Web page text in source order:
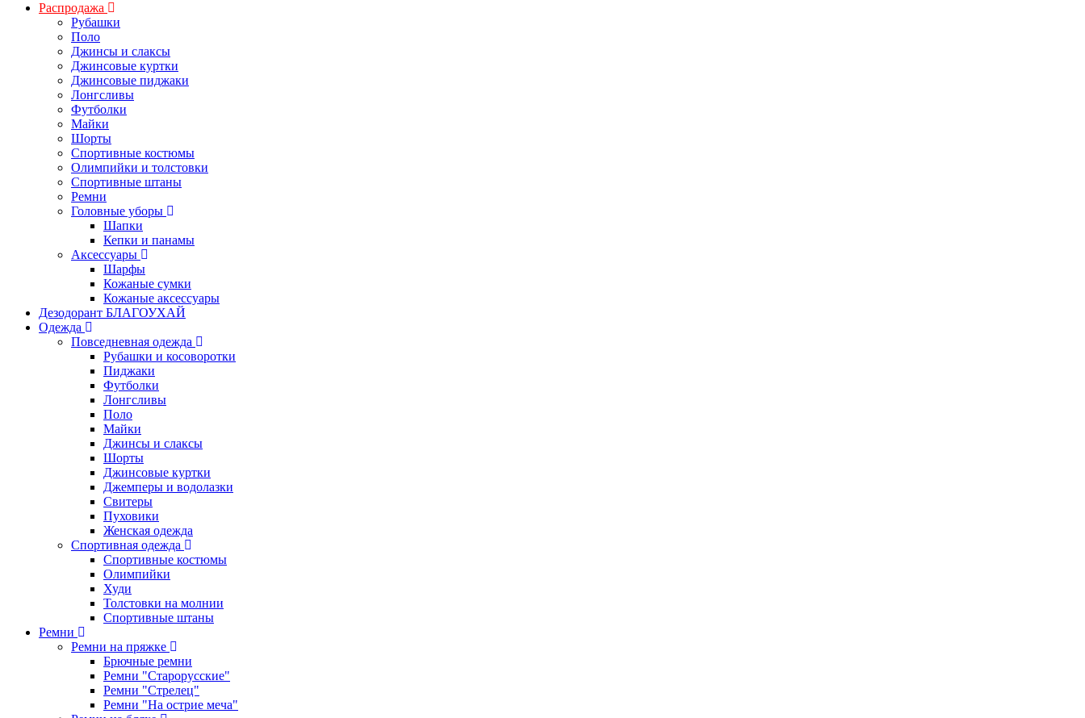
Распродажа
Рубашки
Поло
Джинсы и слаксы
Джинсовые куртки
Джинсовые пиджаки
Лонгсливы
Футболки
Майки
Шорты
Спортивные костюмы
Олимпийки и толстовки
Спортивные штаны
Ремни
Головные уборы
Шапки
Кепки и панамы
Аксессуары
Шарфы
Кожаные сумки
Кожаные аксессуары
Дезодорант БЛАГОУХАЙ
Одежда
Повседневная одежда
Рубашки и косоворотки
Пиджаки
Футболки
Лонгсливы
Поло
Майки
Джинсы и слаксы
Шорты
Джинсовые куртки
Джемперы и водолазки
Свитеры
Пуховики
Женская одежда
Спортивная одежда
Спортивные костюмы
Олимпийки
Худи
Толстовки на молнии
Спортивные штаны
Ремни
Ремни на пряжке
Брючные ремни
Ремни "Старорусские"
Ремни "Стрелец"
Ремни "На острие меча"